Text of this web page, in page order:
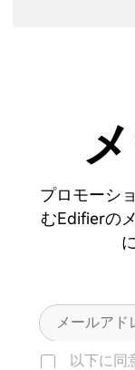
プロモーシ
むEdifierの
以下に同